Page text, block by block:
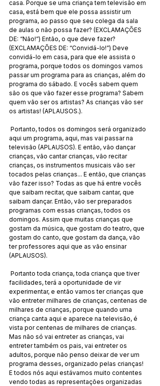
casa. Porque se uma criança tem televisão em
casa, está bem que ele possa assistir um
programa, ao passo que seu colega da sala
de aulas o não possa fazer? (EXCLAMAÇÕES
DE: “Não!”) Então, o que deve fazer?
(EXCLAMAÇÕES DE: “Convidá-lo!”) Deve
convidá-lo em casa, para que ele assista o
programa, porque todos os domingos vamos
passar um programa para as crianças, além do
programa do sábado. E vocês sabem quem
são os que vão fazer esse programa? Sabem
quem vão ser os artistas? As crianças vão ser
os artistas! (APLAUSOS.).
aqui um programa, aqui, mas vai passar na
televisão (APLAUSOS). E então, vão dançar
crianças, vão cantar crianças, vão recitar
crianças, os instrumentos musicais vão ser
tocados pelas crianças... E então, que crianças
vão fazer isso? Todas as que há entre vocês
que saibam recitar, que saibam cantar, que
saibam dançar. Então, vão ser preparados
programas com essas crianças, todos os
domingos. Assim que muitas crianças que
gostam da música, que gostam do teatro, que
gostam do canto, que gostam da dança, vão
ter professores aqui que as vão ensinar
(APLAUSOS).
facilidades, terá a oportunidade de vir
experimentar, e então vamos ter crianças que
vão entreter milhares de crianças, centenas de
milhares de crianças, porque quando uma
criança canta aqui e aparece na televisão, é
vista por centenas de milhares de crianças.
Mas não só vai entreter as crianças, vai
entreter também os pais, vai entreter os
adultos, porque não penso deixar de ver um
programa desses, organizado pelas crianças!
E todos nós aqui estávamos muito contentes
vendo todas as representações organizadas